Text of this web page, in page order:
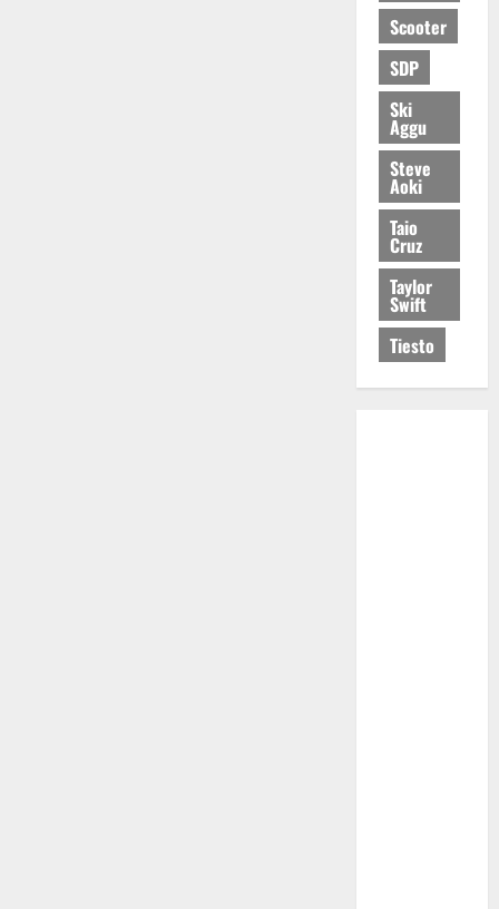
Scooter
SDP
Ski
Aggu
Steve
Aoki
Taio
Cruz
Taylor
Swift
Tiesto